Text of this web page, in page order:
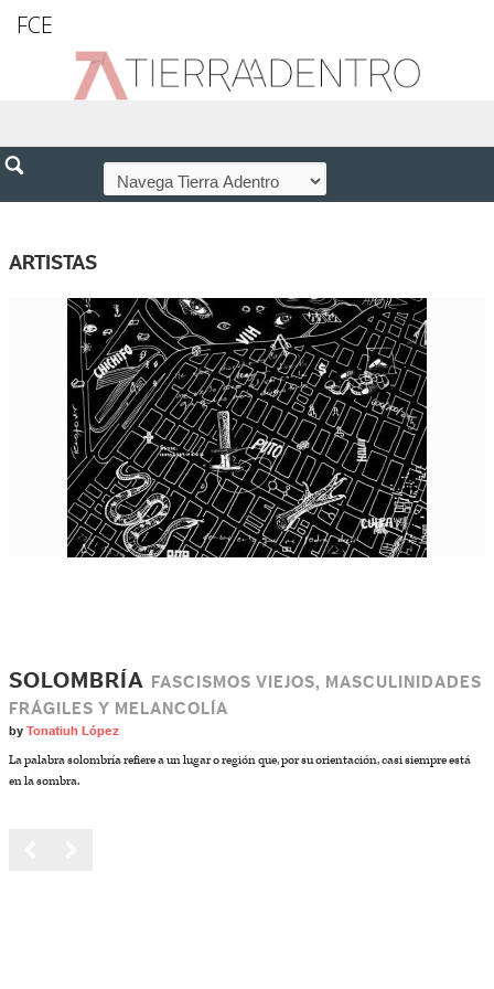
FCE
ARTISTAS
SOLOMBRÍA
FASCISMOS VIEJOS, MASCULINIDADES
FRÁGILES Y MELANCOLÍA
by Tonatiuh López
La palabra solombría refiere a un lugar o región que, por su orientación, casi siempre está
en la sombra.